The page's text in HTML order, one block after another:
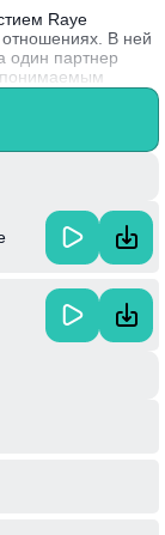
Raye
В ней
один партнер
понимаемым
делают
чувства в
а её звучание
своим
а "You Don't